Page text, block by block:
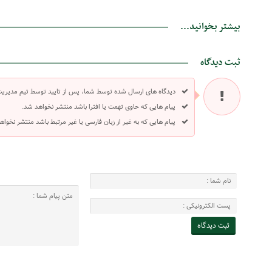
بیشتر بخوانید...
ثبت دیدگاه
دیدگاه های ارسال شده توسط شما، پس از تایید توسط تیم
پیام هایی که حاوی تهمت یا افترا باشد منتشر نخواهد شد.
پیام هایی که به غیر از زبان فارسی یا غیر مرتبط باشد منتشر